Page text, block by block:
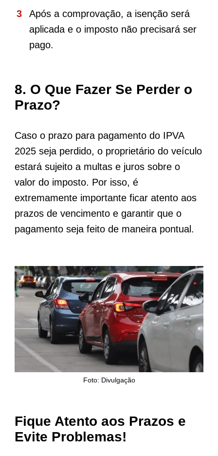
Após a comprovação, a isenção será
aplicada e o imposto não precisará ser
pago.
8. O Que Fazer Se Perder o
Prazo?
Caso o prazo para pagamento do IPVA
2025 seja perdido, o proprietário do veículo
estará sujeito a multas e juros sobre o
valor do imposto. Por isso, é
extremamente importante ficar atento aos
prazos de vencimento e garantir que o
pagamento seja feito de maneira pontual.
Foto: Divulgação
Fique Atento aos Prazos e
Evite Problemas!